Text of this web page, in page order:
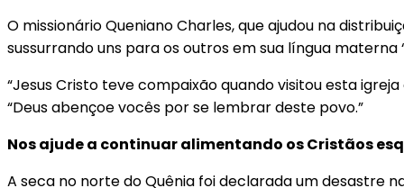
O missionário Queniano Charles, que ajudou na
sussurrando uns para os outros em sua língua materna
“Jesus Cristo teve compaixão quando visitou esta
“Deus abençoe vocês por se lembrar deste povo.”
Nos ajude a continuar alimentando os Cristãos
A seca no norte do Quênia foi declarada um desastre